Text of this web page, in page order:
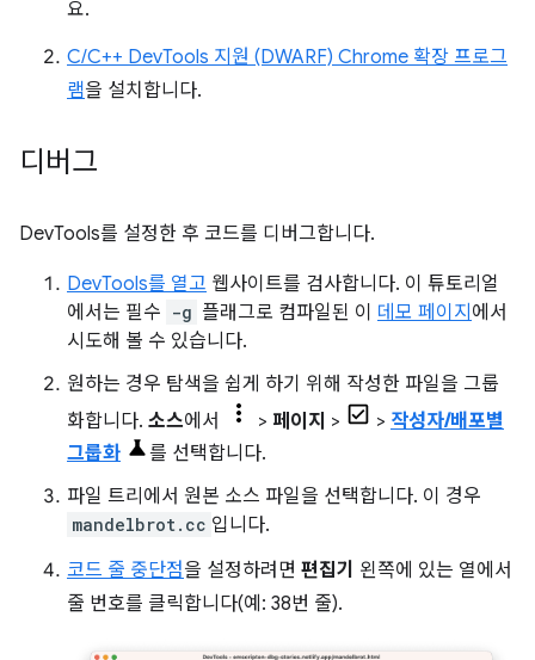
요.
C/C++ DevTools 지원 (DWARF) Chrome 확장 프로그
램을 설치합니다.
디버그
DevTools를 설정한 후 코드를 디버그합니다.
DevTools를 열고 웹사이트를 검사합니다. 이 튜토리얼
에서는 필수 -g 플래그로 컴파일된 이 데모 페이지 에서
시도해 볼 수 있습니다.
원하는 경우 탐색을 쉽게 하기 위해 작성한 파일을 그룹
화합니다. 소스에서 > 페이지 > > 작성자/배포별
그룹화
를 선택합니다.
파일 트리에서 원본 소스 파일을 선택합니다. 이 경우
mandelbrot.cc 입니다.
코드 줄 중단점을 설정하려면 편집기 왼쪽에 있는 열에서
줄 번호를 클릭합니다(예: 38번 줄).